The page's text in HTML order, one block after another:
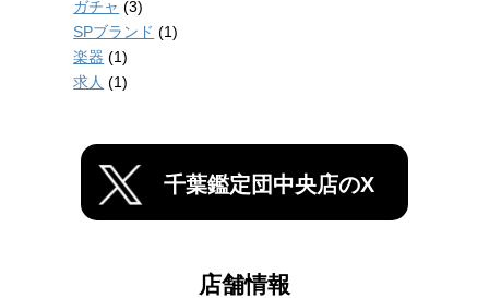
ガチャ (3)
SPブランド (1)
楽器 (1)
求人 (1)
千葉鑑定団中央店のX
店舗情報